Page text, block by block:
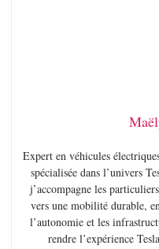
Expert en véhicules
spécialisée dans l’univers
j’accompagne les
vers une mobilité durable,
l’autonomie et les
rendre l’expérience